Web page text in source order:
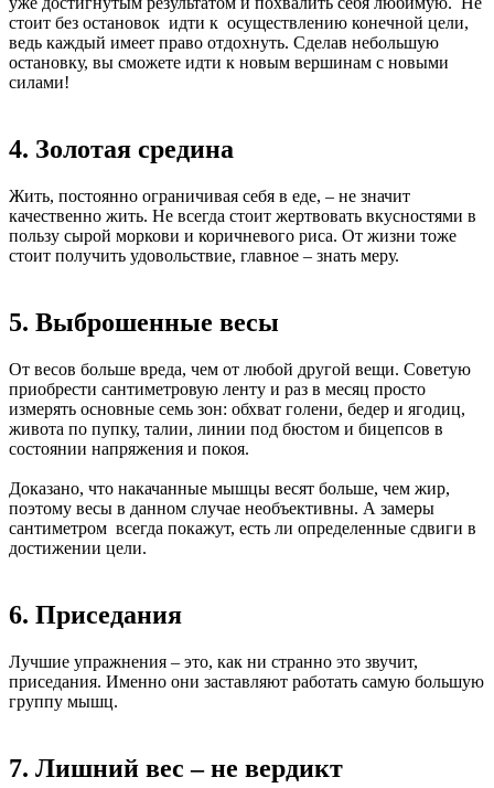
стоит без остановок идти к осуществлению конечной цели,
ведь каждый имеет право отдохнуть. Сделав небольшую
остановку, вы сможете идти к новым вершинам с новыми
силами!
4. Золотая средина
Жить, постоянно ограничивая себя в еде, – не значит
качественно жить. Не всегда стоит жертвовать вкусностями в
пользу сырой моркови и коричневого риса. От жизни тоже
стоит получить удовольствие, главное – знать меру.
5. Выброшенные весы
От весов больше вреда, чем от любой другой вещи. Советую
приобрести сантиметровую ленту и раз в месяц просто
измерять основные семь зон: обхват голени, бедер и ягодиц,
живота по пупку, талии, линии под бюстом и бицепсов в
состоянии напряжения и покоя.
Доказано, что накачанные мышцы весят больше, чем жир,
поэтому весы в данном случае необъективны. А замеры
сантиметром всегда покажут, есть ли определенные сдвиги в
достижении цели.
6. Приседания
Лучшие упражнения – это, как ни странно это звучит,
приседания. Именно они заставляют работать самую большую
группу мышц.
7. Лишний вес – не вердикт